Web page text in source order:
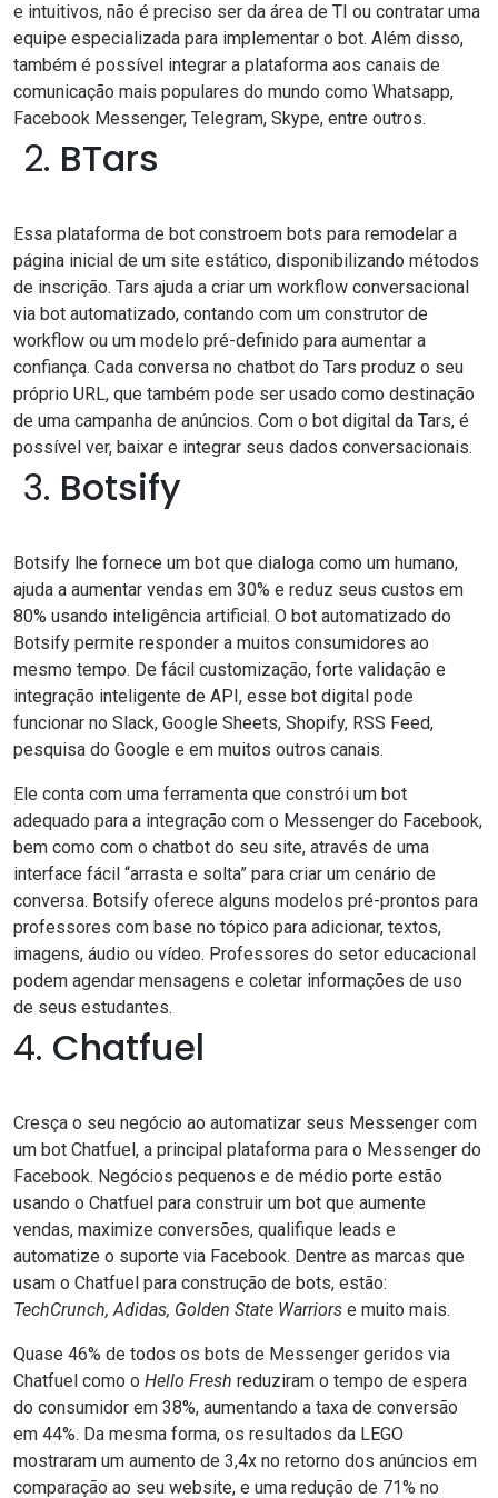
e intuitivos, não é preciso ser da área de TI ou contratar uma
equipe especializada para implementar o bot. Além disso,
também é possível integrar a plataforma aos canais de
comunicação mais populares do mundo como Whatsapp,
Facebook Messenger, Telegram, Skype, entre outros.
2. BTars
Essa plataforma de bot constroem bots para remodelar a
página inicial de um site estático, disponibilizando métodos
de inscrição. Tars ajuda a criar um workflow conversacional
via bot automatizado, contando com um construtor de
workflow ou um modelo pré-definido para aumentar a
confiança. Cada conversa no chatbot do Tars produz o seu
próprio URL, que também pode ser usado como destinação
de uma campanha de anúncios. Com o bot digital da Tars, é
possível ver, baixar e integrar seus dados conversacionais.
3. Botsify
Botsify lhe fornece um bot que dialoga como um humano,
ajuda a aumentar vendas em 30% e reduz seus custos em
80% usando inteligência artificial. O bot automatizado do
Botsify permite responder a muitos consumidores ao
mesmo tempo. De fácil customização, forte validação e
integração inteligente de API, esse bot digital pode
funcionar no Slack, Google Sheets, Shopify, RSS Feed,
pesquisa do Google e em muitos outros canais.
Ele conta com uma ferramenta que constrói um bot
adequado para a integração com o Messenger do Facebook,
bem como com o chatbot do seu site, através de uma
interface fácil “arrasta e solta” para criar um cenário de
conversa. Botsify oferece alguns modelos pré-prontos para
professores com base no tópico para adicionar, textos,
imagens, áudio ou vídeo. Professores do setor educacional
podem agendar mensagens e coletar informações de uso
de seus estudantes.
4. Chatfuel
Cresça o seu negócio ao automatizar seus Messenger com
um bot Chatfuel, a principal plataforma para o Messenger do
Facebook. Negócios pequenos e de médio porte estão
usando o Chatfuel para construir um bot que aumente
vendas, maximize conversões, qualifique leads e
automatize o suporte via Facebook. Dentre as marcas que
usam o Chatfuel para construção de bots, estão:
TechCrunch, Adidas, Golden State Warriors e muito mais.
Quase 46% de todos os bots de Messenger geridos via
Chatfuel como o Hello Fresh reduziram o tempo de espera
do consumidor em 38%, aumentando a taxa de conversão
em 44%. Da mesma forma, os resultados da LEGO
mostraram um aumento de 3,4x no retorno dos anúncios em
comparação ao seu website, e uma redução de 71% no